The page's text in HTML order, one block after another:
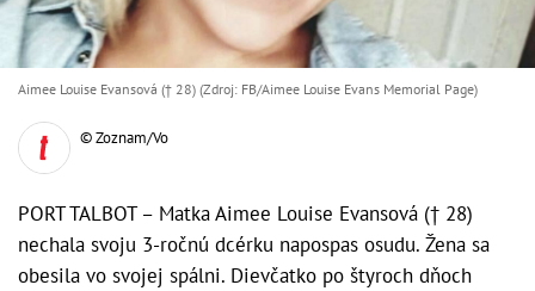
Aimee Louise Evansová († 28) (Zdroj: FB/Aimee Louise Evans Memorial Page)
© Zoznam/Vo
PORT TALBOT – Matka Aimee Louise Evansová († 28)
nechala svoju 3-ročnú dcérku napospas osudu. Žena sa
obesila vo svojej spálni. Dievčatko po štyroch dňoch